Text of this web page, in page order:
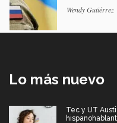
Wendy Gutiérrez
Lo más nuevo
Tec y UT